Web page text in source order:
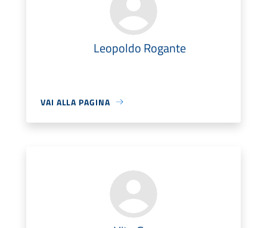
Leopoldo Rogante
VAI ALLA PAGINA